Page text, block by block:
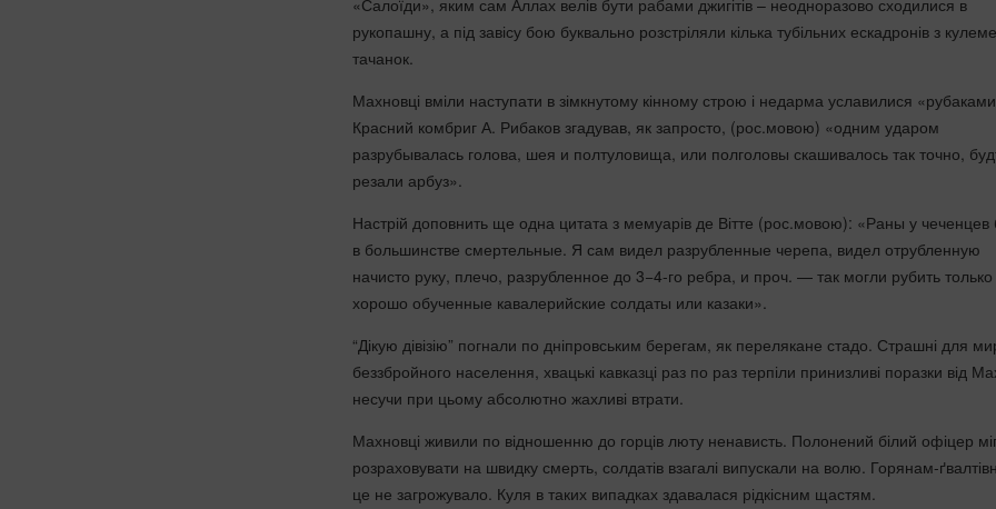
«Салоїди», яким сам Аллах велів бути рабами джигітів – неодноразово сходилися в
рукопашну, а під завісу бою буквально розстріляли кілька тубільних ескадронів з
тачанок.
Махновці вміли наступати в зімкнутому кінному строю і недарма уславилися
Красний комбриг А. Рибаков згадував, як запросто, (рос.мовою) «одним ударом
разрубывалась голова, шея и полтуловища, или полголовы скашивалось так точно,
резали арбуз».
Настрій доповнить ще одна цитата з мемуарів де Вітте (рос.мовою): «Раны у
в большинстве смертельные. Я сам видел разрубленные черепа, видел отрубленную
начисто руку, плечо, разрубленное до 3−4-го ребра, и проч. — так могли рубить только
хорошо обученные кавалерийские солдаты или казаки».
“Дікую дівізію” погнали по дніпровським берегам, як перелякане стадо. Страшні для
беззбройного населення, хвацькі кавказці раз по раз терпіли принизливі поразки від
несучи при цьому абсолютно жахливі втрати.
Махновці живили по відношенню до горців люту ненависть. Полонений білий офіцер
розраховувати на швидку смерть, солдатів взагалі випускали на волю. Горянам-
це не загрожувало. Куля в таких випадках здавалася рідкісним щастям.